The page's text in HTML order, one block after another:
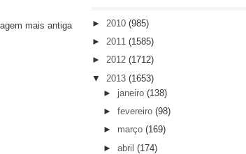
mais antiga ► 2010(985)
►2011(1585)
►2012(1712)
▼ 2013(1653)
► janeiro (138)
► fevereiro (98)
► março (169)
► abril (174)